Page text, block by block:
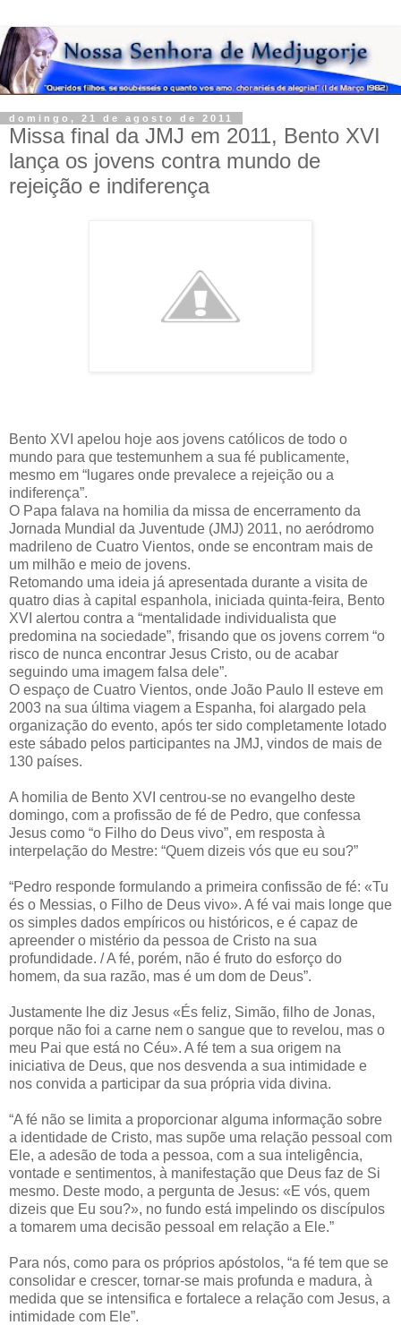
domingo, 21 de agosto de 2011
Missa final da JMJ em 2011, Bento XVI
lança os jovens contra mundo de
rejeição e indiferença
Bento XVI apelou hoje aos jovens católicos de todo o
mundo para que testemunhem a sua fé publicamente,
mesmo em “lugares onde prevalece a rejeição ou a
indiferença”.
O Papa falava na homilia da missa de encerramento da
Jornada Mundial da Juventude (JMJ) 2011, no aeródromo
madrileno de Cuatro Vientos, onde se encontram mais de
um milhão e meio de jovens.
Retomando uma ideia já apresentada durante a visita de
quatro dias à capital espanhola, iniciada quinta-feira, Bento
XVI alertou contra a “mentalidade individualista que
predomina na sociedade”, frisando que os jovens correm “o
risco de nunca encontrar Jesus Cristo, ou de acabar
seguindo uma imagem falsa dele”.
O espaço de Cuatro Vientos, onde João Paulo II esteve em
2003 na sua última viagem a Espanha, foi alargado pela
organização do evento, após ter sido completamente lotado
este sábado pelos participantes na JMJ, vindos de mais de
130 países.
A homilia de Bento XVI centrou-se no evangelho deste
domingo, com a profissão de fé de Pedro, que confessa
Jesus como “o Filho do Deus vivo”, em resposta à
interpelação do Mestre: “Quem dizeis vós que eu sou?”
“Pedro responde formulando a primeira confissão de fé: «Tu
és o Messias, o Filho de Deus vivo». A fé vai mais longe que
os simples dados empíricos ou históricos, e é capaz de
apreender o mistério da pessoa de Cristo na sua
profundidade. / A fé, porém, não é fruto do esforço do
homem, da sua razão, mas é um dom de Deus”.
Justamente lhe diz Jesus «És feliz, Simão, filho de Jonas,
porque não foi a carne nem o sangue que to revelou, mas o
meu Pai que está no Céu». A fé tem a sua origem na
iniciativa de Deus, que nos desvenda a sua intimidade e
nos convida a participar da sua própria vida divina.
“A fé não se limita a proporcionar alguma informação sobre
a identidade de Cristo, mas supõe uma relação pessoal com
Ele, a adesão de toda a pessoa, com a sua inteligência,
vontade e sentimentos, à manifestação que Deus faz de Si
mesmo. Deste modo, a pergunta de Jesus: «E vós, quem
dizeis que Eu sou?», no fundo está impelindo os discípulos
a tomarem uma decisão pessoal em relação a Ele.”
Para nós, como para os próprios apóstolos, “a fé tem que se
consolidar e crescer, tornar-se mais profunda e madura, à
medida que se intensifica e fortalece a relação com Jesus, a
intimidade com Ele”.